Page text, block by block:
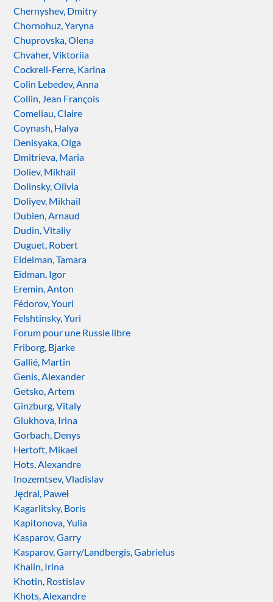
Chernyshev, Dmitry
Chornohuz, Yaryna
Chuprovska, Olena
Chvaher, Viktoriia
Cockrell-Ferre, Karina
Colin Lebedev, Anna
Collin, Jean François
Comeliau, Claire
Coynash, Halya
Denisyaka, Olga
Dmitrieva, Maria
Doliev, Mikhail
Dolinsky, Olivia
Doliyev, Mikhail
Dubien, Arnaud
Dudin, Vitaliy
Duguet, Robert
Eidelman, Tamara
Eidman, Igor
Eremin, Anton
Fédorov, Youri
Felshtinsky, Yuri
Forum pour une Russie libre
Friborg, Bjarke
Gallié, Martin
Genis, Alexander
Getsko, Artem
Ginzburg, Vitaly
Glukhova, Irina
Gorbach, Denys
Hertoft, Mikael
Hots, Alexandre
Inozemtsev, Vladislav
Jędral, Paweł
Kagarlitsky, Boris
Kapitonova, Yulia
Kasparov, Garry
Kasparov, Garry/Landbergis, Gabrielus
Khalin, Irina
Khotin, Rostislav
Khots, Alexandre